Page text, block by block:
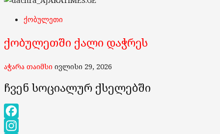
ქობულეთი
ქობულეთში ქალი დაჭრეს
აჭარა თაიმსი ივლისი 29, 2026
ჩვენ სოციალურ ქსელებში
Facebook